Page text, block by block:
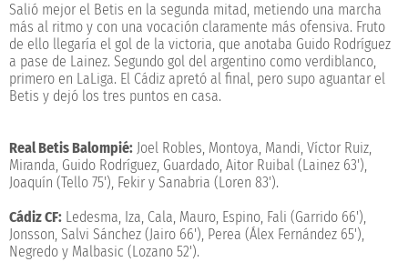
Salió mejor el Betis en la segunda mitad, metiendo una marcha
más al ritmo y con una vocación claramente más ofensiva. Fruto
de ello llegaría el gol de la victoria, que anotaba Guido Rodríguez
a pase de Lainez. Segundo gol del argentino como verdiblanco,
primero en LaLiga. El Cádiz apretó al final, pero supo aguantar el
Betis y dejó los tres puntos en casa.
Real Betis Balompié: Joel Robles, Montoya, Mandi, Víctor Ruiz,
Miranda, Guido Rodríguez, Guardado, Aitor Ruibal (Lainez 63'),
Joaquín (Tello 75'), Fekir y Sanabria (Loren 83').
Cádiz CF: Ledesma, Iza, Cala, Mauro, Espino, Fali (Garrido 66'),
Jonsson, Salvi Sánchez (Jairo 66'), Perea (Álex Fernández 65'),
Negredo y Malbasic (Lozano 52').